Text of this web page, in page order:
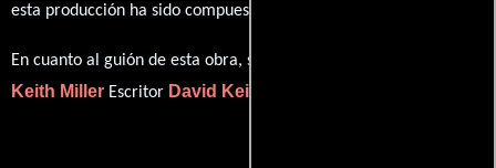
esta producción ha sido compuesta por
En cuanto al guión de esta obra, se encuentra a cargo de
Keith Miller Escritor David Keith Miller